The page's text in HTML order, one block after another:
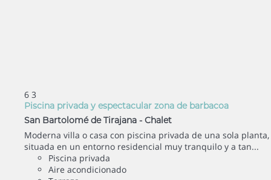
6 3
Piscina privada y espectacular zona de barbacoa
San Bartolomé de Tirajana - Chalet
Moderna villa o casa con piscina privada de una sola planta,
situada en un entorno residencial muy tranquilo y a tan...
Piscina privada
Aire acondicionado